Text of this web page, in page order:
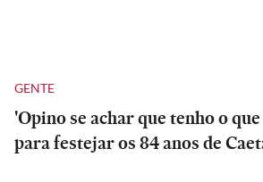
GENTE
'Opino se achar que tenho o
para festejar os 84 anos de